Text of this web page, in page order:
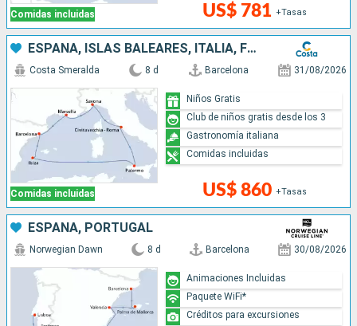
Comidas incluidas US$ 781 +Tasas
ESPAÑA, ISLAS BALEARES, ITALIA, FRANCIA
Comidas incluidas
Costa Smeralda 8 d Barcelona 31/08/2026
US$ 860 +Tasas
Niños Gratis
Club de niños gratis desde los 3
Gastronomía italiana
Comidas incluidas
ESPAÑA, PORTUGAL
Norwegian Dawn 8 d Barcelona 30/08/2026
Animaciones Incluidas
Paquete WiFi*
Créditos para excursiones